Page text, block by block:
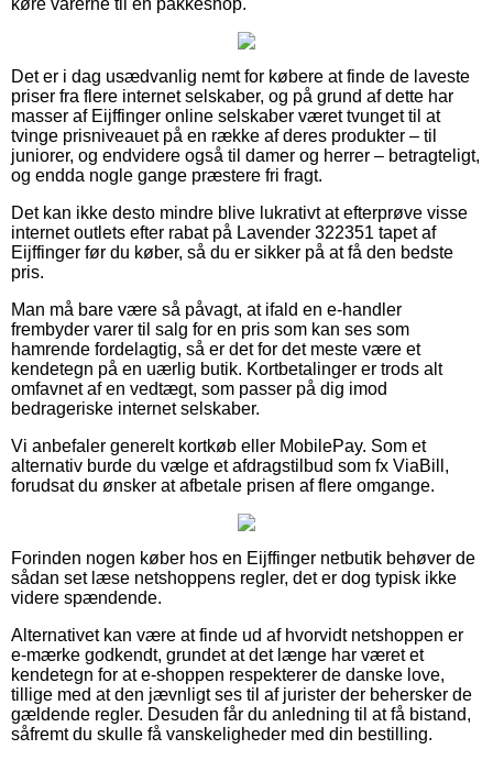
Det er i dag usædvanlig nemt for købere at finde de laveste
priser fra flere internet selskaber, og på grund af dette har
masser af Eijffinger online selskaber været tvunget til at
tvinge prisniveauet på en række af deres produkter – til
juniorer, og endvidere også til damer og herrer – betragteligt,
og endda nogle gange præstere fri fragt.
Det kan ikke desto mindre blive lukrativt at efterprøve visse
internet outlets efter rabat på Lavender 322351 tapet af
Eijffinger før du køber, så du er sikker på at få den bedste
pris.
Man må bare være så påvagt, at ifald en e-handler
frembyder varer til salg for en pris som kan ses som
hamrende fordelagtig, så er det for det meste være et
kendetegn på en uærlig butik. Kortbetalinger er trods alt
omfavnet af en vedtægt, som passer på dig imod
bedrageriske internet selskaber.
Vi anbefaler generelt kortkøb eller MobilePay. Som et
alternativ burde du vælge et afdragstilbud som fx ViaBill,
forudsat du ønsker at afbetale prisen af flere omgange.
Forinden nogen køber hos en Eijffinger netbutik behøver de
sådan set læse netshoppens regler, det er dog typisk ikke
videre spændende.
Alternativet kan være at finde ud af hvorvidt netshoppen er
e-mærke godkendt, grundet at det længe har været et
kendetegn for at e-shoppen respekterer de danske love,
tillige med at den jævnligt ses til af jurister der behersker de
gældende regler. Desuden får du anledning til at få bistand,
såfremt du skulle få vanskeligheder med din bestilling.